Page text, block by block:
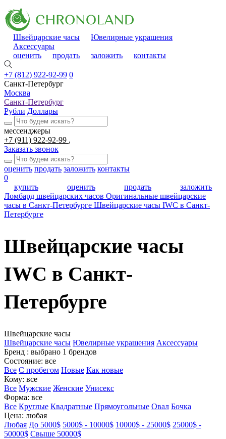
Швейцарские часы
Ювелирные украшения
Аксессуары
оценить
продать заложить контакты
+7 (812) 922-92-99 0
Санкт-Петербург
Москва
Санкт-Петербург
Рубли Доллары
мессенджеры
+7 (911) 922-92-99
Заказать звонок
оценить продать заложить контакты
0
купить
оценить продать
заложить
Ломбард швейцарских часов Оригинальные швейцарские
часы в Санкт-Петербурге Швейцарские часы IWC в Санкт-
Петербурге
Швейцарские часы
IWC в Санкт-
Петербурге
Швейцарские часы
Швейцарские часы Ювелирные украшения Аксессуары
Бренд : выбрано 1 брендов
Состояние: все
Все С пробегом Новые Как новые
Кому: все
Все Мужские Женские Унисекс
Форма: все
Все Круглые Квадратные Прямоугольные Овал Бочка
Цена: любая
Любая До 5000$ 5000$ - 10000$ 10000$ - 25000$ 25000$ -
50000$ Свыше 50000$